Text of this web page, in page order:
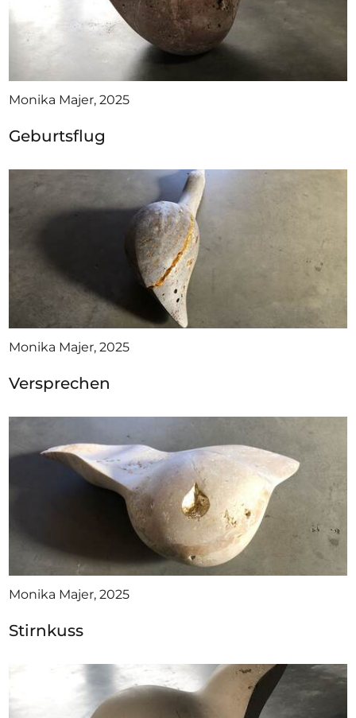
Monika Majer, 2025
Geburtsflug
Monika Majer, 2025
Versprechen
Monika Majer, 2025
Stirnkuss